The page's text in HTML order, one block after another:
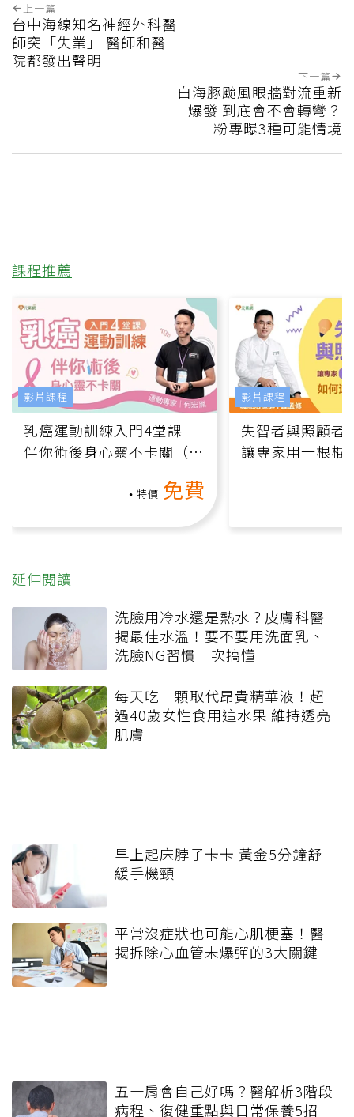
上一篇
台中海線知名神經外科醫
師突「失業」 醫師和醫
院都發出聲明
下一篇
白海豚颱風眼牆對流重新
爆發 到底會不會轉彎？
粉專曝3種可能情境
課程推薦
乳癌運動訓練入門4堂課 -
伴你術後身心靈不卡關（線
特價 免費
影片課程
失智者與照顧者
讓專家用一根棍
影片課程
延伸閱讀
洗臉用冷水還是熱水？皮膚科醫
揭最佳水溫！要不要用洗面乳、
洗臉NG習慣一次搞懂
每天吃一顆取代昂貴精華液！超
過40歲女性食用這水果 維持透亮
肌膚
早上起床脖子卡卡 黃金5分鐘舒
緩手機頸
平常沒症狀也可能心肌梗塞！醫
揭拆除心血管未爆彈的3大關鍵
五十肩會自己好嗎？醫解析3階段
病程、復健重點與日常保養5招